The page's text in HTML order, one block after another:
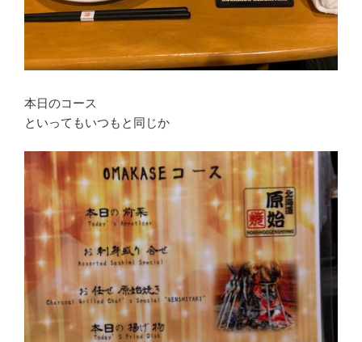
本日のコース
といってもいつもと同じか